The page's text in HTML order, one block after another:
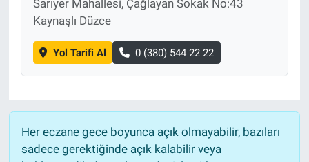
Sarıyer Mahallesi, Çağlayan Sokak No:43
Kaynaşlı Düzce
Yol Tarifi Al 0 (380) 544 22 22
Her eczane gece boyunca açık olmayabilir, bazıları
sadece gerektiğinde açık kalabilir veya